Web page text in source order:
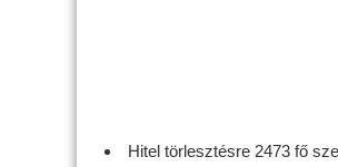
Hitel törlesztésre 2473 fő